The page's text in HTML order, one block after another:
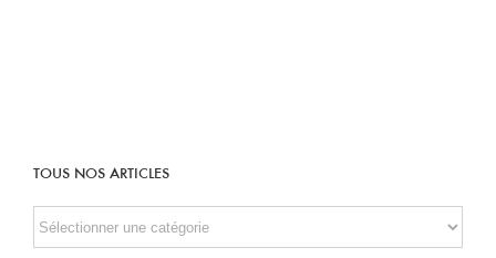
TOUS NOS ARTICLES
TOUS
NOS